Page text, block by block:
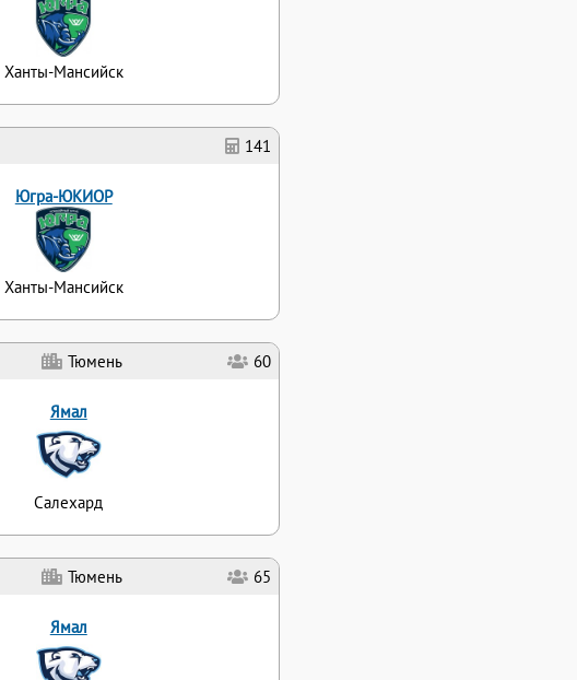
Тюмень 65
Ямал
Тюмень 60
Ямал
Салехард
141
Югра-ЮКИОР
Ханты-Мансийск
Ханты-Мансийск